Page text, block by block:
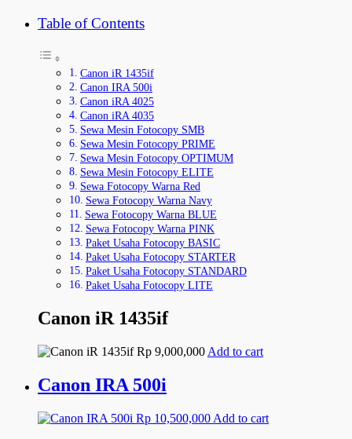
Table of Contents
Canon iR 1435if
Canon IRA 500i
Canon iRA 4025
Canon iRA 4035
Sewa Mesin Fotocopy SMB
Sewa Mesin Fotocopy PRIME
Sewa Mesin Fotocopy OPTIMUM
Sewa Mesin Fotocopy ELITE
Sewa Fotocopy Warna Red
Sewa Fotocopy Warna Navy
Sewa Fotocopy Warna BLUE
Sewa Fotocopy Warna PINK
Paket Usaha Fotocopy BASIC
Paket Usaha Fotocopy STARTER
Paket Usaha Fotocopy STANDARD
Paket Usaha Fotocopy LITE
Canon iR 1435if
Rp 9,000,000 Add to cart
Canon IRA 500i
Rp 10,500,000 Add to cart